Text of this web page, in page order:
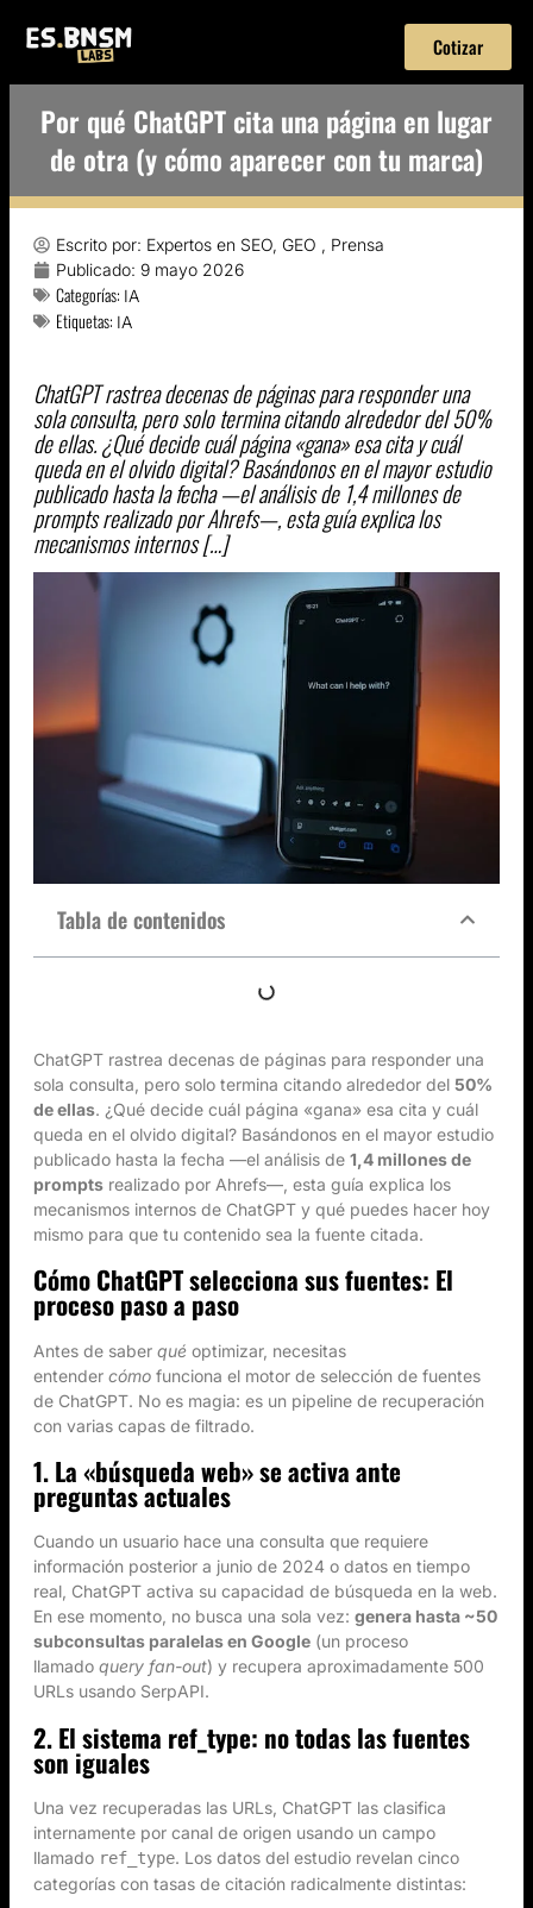
Cotizar
Por qué ChatGPT cita una página en lugar
de otra (y cómo aparecer con tu marca)
Escrito por: Expertos en SEO, GEO , Prensa
Publicado: 9 mayo 2026
Categorías: IA
Etiquetas: IA
ChatGPT rastrea decenas de páginas para responder una
sola consulta, pero solo termina citando alrededor del 50%
de ellas. ¿Qué decide cuál página «gana» esa cita y cuál
queda en el olvido digital? Basándonos en el mayor estudio
publicado hasta la fecha —el análisis de 1,4 millones de
prompts realizado por Ahrefs—, esta guía explica los
mecanismos internos […]
Tabla de contenidos
ChatGPT rastrea decenas de páginas para responder una
sola consulta, pero solo termina citando alrededor del 50%
de ellas. ¿Qué decide cuál página «gana» esa cita y cuál
queda en el olvido digital? Basándonos en el mayor estudio
publicado hasta la fecha —el análisis de 1,4 millones de
prompts realizado por Ahrefs—, esta guía explica los
mecanismos internos de ChatGPT y qué puedes hacer hoy
mismo para que tu contenido sea la fuente citada.
Cómo ChatGPT selecciona sus fuentes: El
proceso paso a paso
Antes de saber qué optimizar, necesitas
entender cómo funciona el motor de selección de fuentes
de ChatGPT. No es magia: es un pipeline de recuperación
con varias capas de filtrado.
1. La «búsqueda web» se activa ante
preguntas actuales
Cuando un usuario hace una consulta que requiere
información posterior a junio de 2024 o datos en tiempo
real, ChatGPT activa su capacidad de búsqueda en la web.
En ese momento, no busca una sola vez: genera hasta ~50
subconsultas paralelas en Google (un proceso
llamado query fan-out) y recupera aproximadamente 500
URLs usando SerpAPI.
2. El sistema ref_type: no todas las fuentes
son iguales
Una vez recuperadas las URLs, ChatGPT las clasifica
internamente por canal de origen usando un campo
llamado ref_type. Los datos del estudio revelan cinco
categorías con tasas de citación radicalmente distintas: